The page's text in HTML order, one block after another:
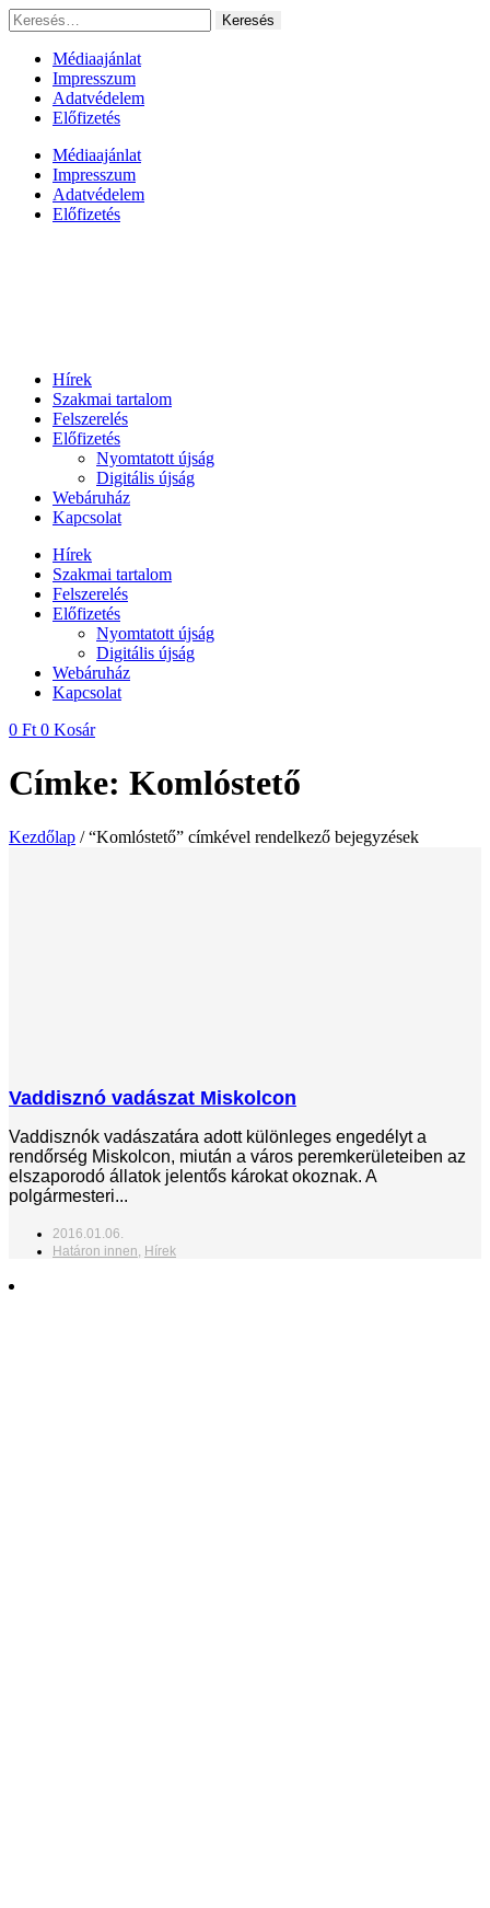
Ugrás
a
tartalomhoz
Keresés:
Médiaajánlat
Impresszum
Adatvédelem
Előfizetés
Médiaajánlat
Impresszum
Adatvédelem
Előfizetés
Hírek
Szakmai tartalom
Felszerelés
Előfizetés
Nyomtatott újság
Digitális újság
Webáruház
Kapcsolat
Hírek
Szakmai tartalom
Felszerelés
Előfizetés
Nyomtatott újság
Digitális újság
Webáruház
Kapcsolat
0 Ft 0 Kosár
Címke: Komlóstető
Kezdőlap / “Komlóstető” címkével rendelkező bejegyzések
Vaddisznó vadászat Miskolcon
Vaddisznók vadászatára adott különleges engedélyt a
rendőrség Miskolcon, miután a város peremkerületeiben az
elszaporodó állatok jelentős károkat okoznak. A
polgármesteri...
2016.01.06.
Határon innen, Hírek